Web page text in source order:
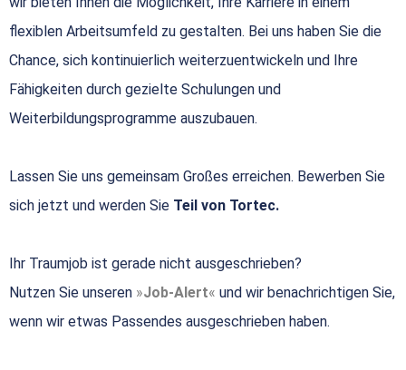
flexiblen Arbeitsumfeld zu gestalten. Bei uns haben Sie die
Chance, sich kontinuierlich weiterzuentwickeln und Ihre
Fähigkeiten durch gezielte Schulungen und
Weiterbildungsprogramme auszubauen.
Lassen Sie uns gemeinsam Großes erreichen. Bewerben Sie
sich jetzt und werden Sie Teil von Tortec.
Ihr Traumjob ist gerade nicht ausgeschrieben?
Nutzen Sie unseren
Job-Alert
und wir benachrichtigen Sie,
wenn wir etwas Passendes ausgeschrieben haben.